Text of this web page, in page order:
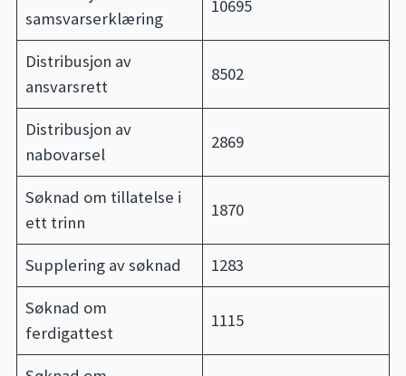
samsvarserklæring
10695
Distribusjon av
ansvarsrett
8502
Distribusjon av
nabovarsel
2869
Søknad om tillatelse i
ett trinn
1870
Supplering av søknad 1283
Søknad om
ferdigattest
1115